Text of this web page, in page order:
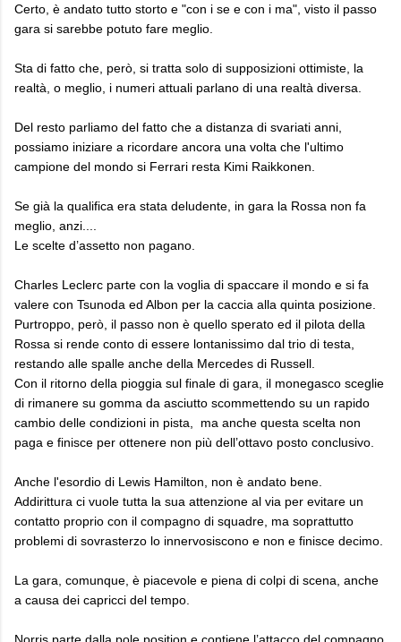
Certo, è andato tutto storto e "con i se e con i ma", visto il passo
gara si sarebbe potuto fare meglio.
Sta di fatto che, però, si tratta solo di supposizioni ottimiste, la
realtà, o meglio, i numeri attuali parlano di una realtà diversa.
Del resto parliamo del fatto che a distanza di svariati anni,
possiamo iniziare a ricordare ancora una volta che l'ultimo
campione del mondo si Ferrari resta Kimi Raikkonen.
Se già la qualifica era stata deludente, in gara la Rossa non fa
meglio, anzi....
Le scelte d’assetto non pagano.
Charles Leclerc parte con la voglia di spaccare il mondo e si fa
valere con Tsunoda ed Albon per la caccia alla quinta posizione.
Purtroppo, però, il passo non è quello sperato ed il pilota della
Rossa si rende conto di essere lontanissimo dal trio di testa,
restando alle spalle anche della Mercedes di Russell.
Con il ritorno della pioggia sul finale di gara, il monegasco sceglie
di rimanere su gomma da asciutto scommettendo su un rapido
cambio delle condizioni in pista, ma anche questa scelta non
paga e finisce per ottenere non più dell’ottavo posto conclusivo.
Anche l'esordio di Lewis Hamilton, non è andato bene.
Addirittura ci vuole tutta la sua attenzione al via per evitare un
contatto proprio con il compagno di squadre, ma soprattutto
problemi di sovrasterzo lo innervosiscono e non e finisce decimo.
La gara, comunque, è piacevole e piena di colpi di scena, anche
a causa dei capricci del tempo.